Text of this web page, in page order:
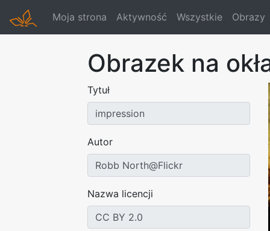
Moja strona Aktywność Wszystkie Obrazy
Obrazek na
Tytuł
Autor
Nazwa licencji